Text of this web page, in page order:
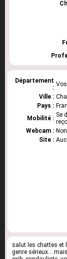
Département
:
Ville :
Pays :
Mobilité : Se
Webcam : Non
Site :
salut les chattes et
genre sérieux...